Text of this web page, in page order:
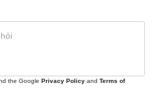
the Google Privacy Policy and Terms of